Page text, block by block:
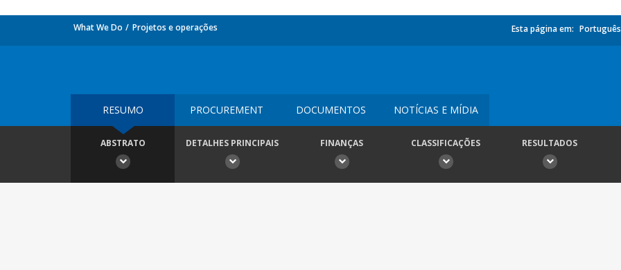
What We Do Projetos e operações Esta página em: Português
RESUMO PROCUREMENT DOCUMENTOS NOTÍCIAS E MÍDIA
ABSTRATO DETALHES PRINCIPAIS FINANÇAS CLASSIFICAÇÕES RESULTADOS